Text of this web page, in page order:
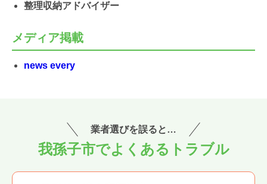
整理収納アドバイザー
メディア掲載
news every
業者選びを誤ると…
我孫子市でよくあるトラブル